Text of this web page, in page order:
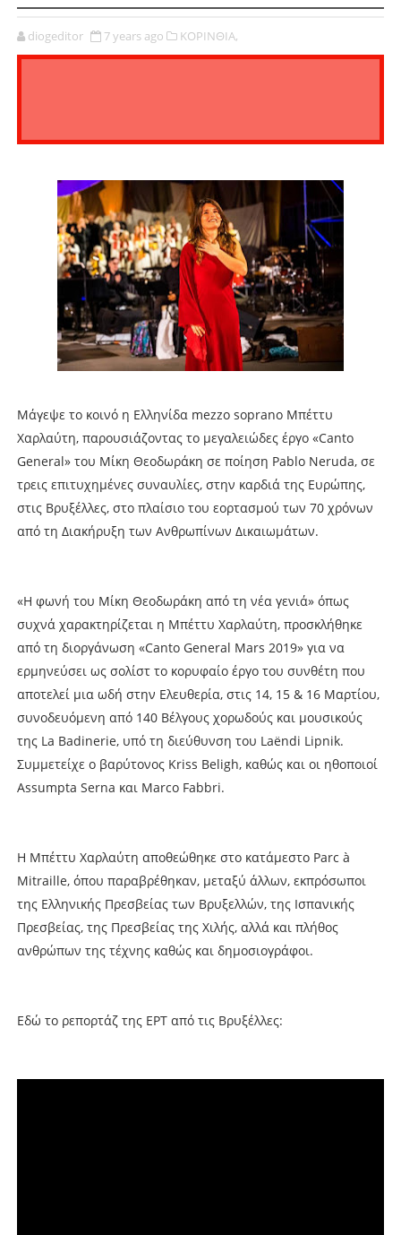
diogeditor 7 years ago ΚΟΡΙΝΘΙΑ,
Μάγεψε το κοινό η Ελληνίδα mezzo soprano Μπέττυ
Χαρλαύτη, παρουσιάζοντας το μεγαλειώδες έργο «Canto
General» του Μίκη Θεοδωράκη σε ποίηση Pablo Neruda, σε
τρεις επιτυχημένες συναυλίες, στην καρδιά της Ευρώπης,
στις Βρυξέλλες, στο πλαίσιο του εορτασμού των 70 χρόνων
από τη Διακήρυξη των Ανθρωπίνων Δικαιωμάτων.
«Η φωνή του Μίκη Θεοδωράκη από τη νέα γενιά» όπως
συχνά χαρακτηρίζεται η Μπέττυ Χαρλαύτη, προσκλήθηκε
από τη διοργάνωση «Canto General Mars 2019» για να
ερμηνεύσει ως σολίστ το κορυφαίο έργο του συνθέτη που
αποτελεί μια ωδή στην Ελευθερία, στις 14, 15 & 16 Μαρτίου,
συνοδευόμενη από 140 Βέλγους χορωδούς και μουσικούς
της La Badinerie, υπό τη διεύθυνση του Laëndi Lipnik.
Συμμετείχε ο βαρύτονος Kriss Beligh, καθώς και οι ηθοποιοί
Assumpta Serna και Marco Fabbri.
Η Μπέττυ Χαρλαύτη αποθεώθηκε στο κατάμεστο Parc à
Mitraille, όπου παραβρέθηκαν, μεταξύ άλλων, εκπρόσωποι
της Ελληνικής Πρεσβείας των Βρυξελλών, της Ισπανικής
Πρεσβείας, της Πρεσβείας της Χιλής, αλλά και πλήθος
ανθρώπων της τέχνης καθώς και δημοσιογράφοι.
Εδώ το ρεπορτάζ της ΕΡΤ από τις Βρυξέλλες: